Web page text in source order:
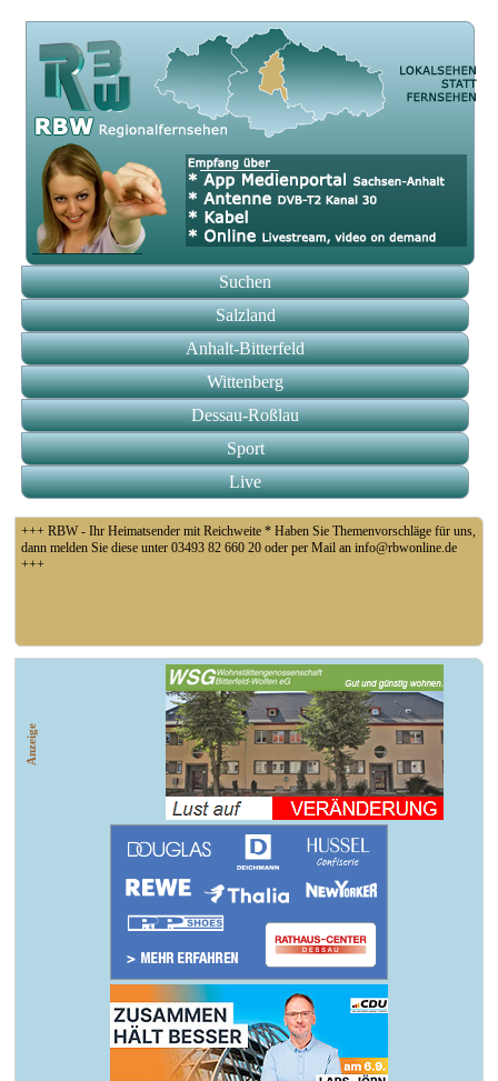
Suchen
Salzland
Anhalt-Bitterfeld
Wittenberg
Dessau-Roßlau
Sport
Live
+++ RBW - Ihr Heimatsender mit Reichweite * Haben Sie Themenvorschläge für uns,
dann melden Sie diese unter 03493 82 660 20 oder per Mail an info@rbwonline.de
+++
+++ Fußball Oberliga Süd 1. Spieltag: SG Union Sandersdorf - VfB 1921 Krieschow,
Anzeige